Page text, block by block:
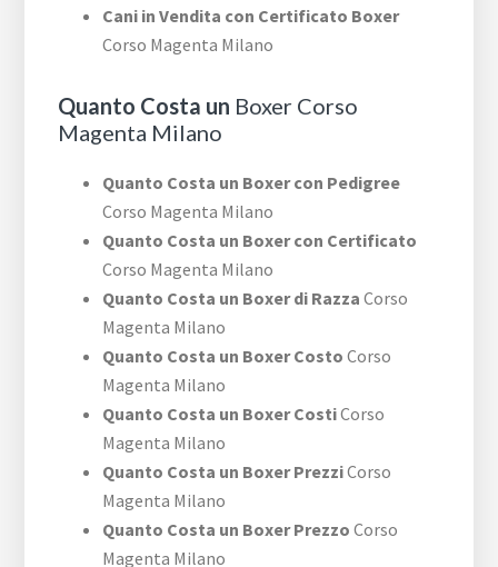
Cani in Vendita con Certificato Boxer
Corso Magenta Milano
Quanto Costa un Boxer Corso
Magenta Milano
Quanto Costa un Boxer con Pedigree
Corso Magenta Milano
Quanto Costa un Boxer con Certificato
Corso Magenta Milano
Quanto Costa un Boxer di Razza Corso
Magenta Milano
Quanto Costa un Boxer Costo Corso
Magenta Milano
Quanto Costa un Boxer CostiCorso
Magenta Milano
Quanto Costa un Boxer PrezziCorso
Magenta Milano
Quanto Costa un Boxer Prezzo Corso
Magenta Milano